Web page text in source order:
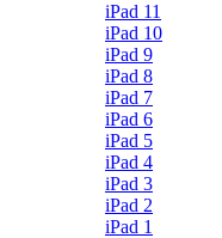
iPad 11
iPad 10
iPad 9
iPad 8
iPad 7
iPad 6
iPad 5
iPad 4
iPad 3
iPad 2
iPad 1